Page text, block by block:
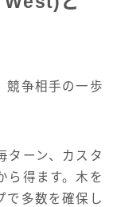
競争相手の一歩
ターン、カスタ
ら得ます。木を
で多数を確保し